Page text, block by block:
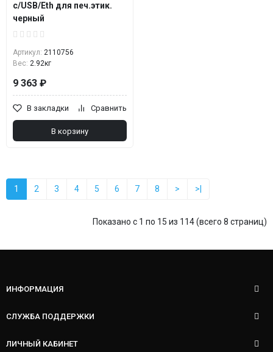
с/USB/Eth для печ.этик.
черный
Артикул: 2110756
Вес: 2.92кг
9 363 ₽
В закладки Сравнить
В корзину
1 2 3 4 5 6 7 8 > >|
Показано с 1 по 15 из 114 (всего 8 страниц)
ИНФОРМАЦИЯ
СЛУЖБА ПОДДЕРЖКИ
ЛИЧНЫЙ КАБИНЕТ